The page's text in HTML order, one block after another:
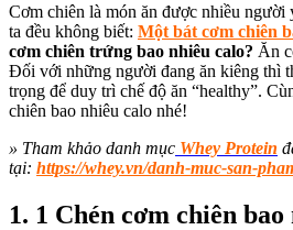
Cơm chiên là món ăn được nhiều người
ta đều không biết: Một bát cơm chiên
cơm chiên trứng bao nhiêu calo? Ăn
Đối với những người đang ăn kiêng thì
trọng để duy trì chế độ ăn “healthy”.
chiên bao nhiêu calo nhé!
» Tham khảo danh mục Whey Protein
tại: https://whey.vn/danh-muc-san-
1. 1 Chén cơm chiên